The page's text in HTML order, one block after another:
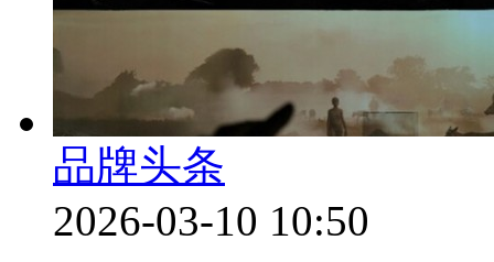
品牌头条
2026-03-10 10:50